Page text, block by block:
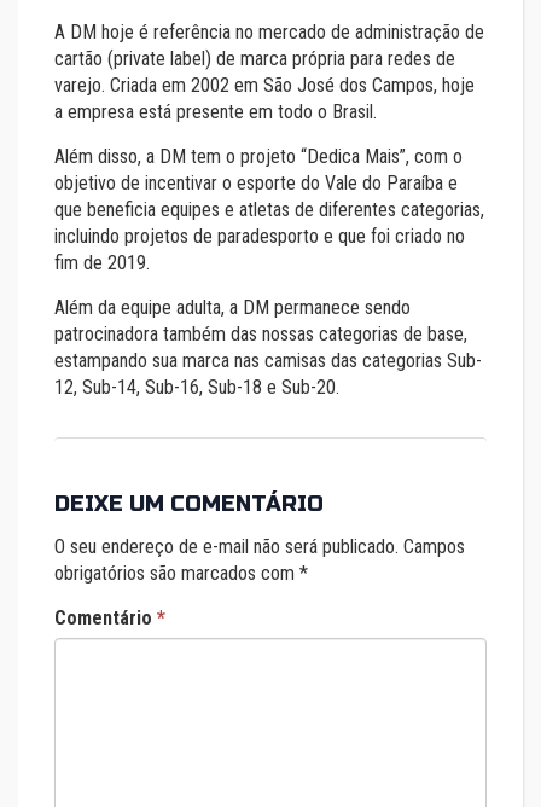
A DM hoje é referência no mercado de administração de
cartão (private label) de marca própria para redes de
varejo. Criada em 2002 em São José dos Campos, hoje
a empresa está presente em todo o Brasil.
Além disso, a DM tem o projeto “Dedica Mais”, com o
objetivo de incentivar o esporte do Vale do Paraíba e
que beneficia equipes e atletas de diferentes categorias,
incluindo projetos de paradesporto e que foi criado no
fim de 2019.
Além da equipe adulta, a DM permanece sendo
patrocinadora também das nossas categorias de base,
estampando sua marca nas camisas das categorias Sub-
12, Sub-14, Sub-16, Sub-18 e Sub-20.
DEIXE UM COMENTÁRIO
O seu endereço de e-mail não será publicado. Campos
obrigatórios são marcados com *
Comentário *